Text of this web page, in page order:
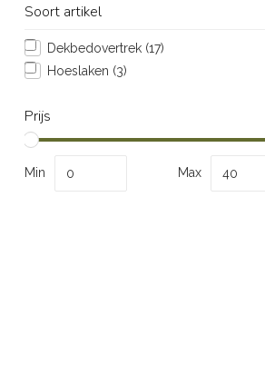
Soort artikel
Dekbedovertrek (17)
Hoeslaken (3)
Prijs
Min Max